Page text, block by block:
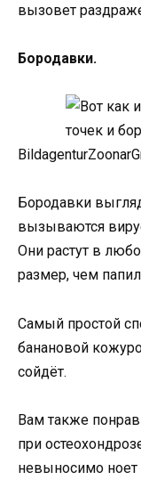
вызовет
Бородавки.
Бородавки
вызываются
Они растут в
размер, чем
Самый простой
банановой
сойдёт.
Вам также
при
невыносимо ноет